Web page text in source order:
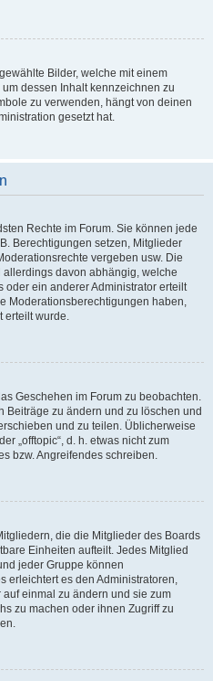
Bilder, welche mit einem
dessen Inhalt kennzeichnen zu
zu verwenden, hängt von deinen
gesetzt hat.
Rechte im Forum. Sie können jede
Berechtigungen setzen, Mitglieder
vergeben usw. Die
allerdings davon abhängig, welche
oder ein anderer Administrator erteilt
Moderationsberechtigungen haben,
wurde.
Geschehen im Forum zu beobachten.
Beiträge zu ändern und zu löschen und
und zu teilen. Üblicherweise
„offtopic“, d. h. etwas nicht zum
bzw. Angreifendes schreiben.
die die Mitglieder des Boards
Einheiten aufteilt. Jedes Mitglied
jeder Gruppe können
erleichtert es den Administratoren,
einmal zu ändern und sie zum
zu machen oder ihnen Zugriff zu